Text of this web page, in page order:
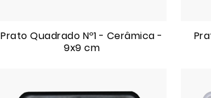
Prato Quadrado Nº1 - Cerâmica -
9x9 cm